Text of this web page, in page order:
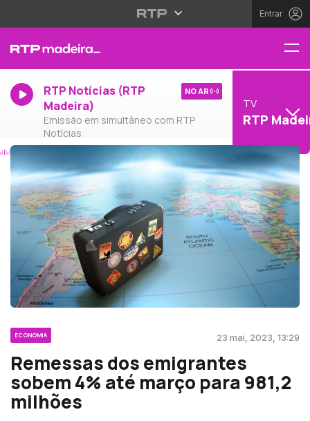
Entrar
RTP Notícias (RTP
Madeira)
Emissão em simultâneo com RTP
Notícias
NO AR
TV
RTP
ECONOMIA 23 mai, 2023, 13:29
Remessas dos emigrantes
sobem 4% até março para 981,2
milhões